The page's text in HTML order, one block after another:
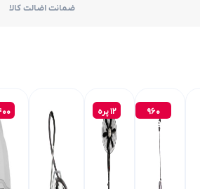
ضمانت اضالت کالا
960
وات
12 پره